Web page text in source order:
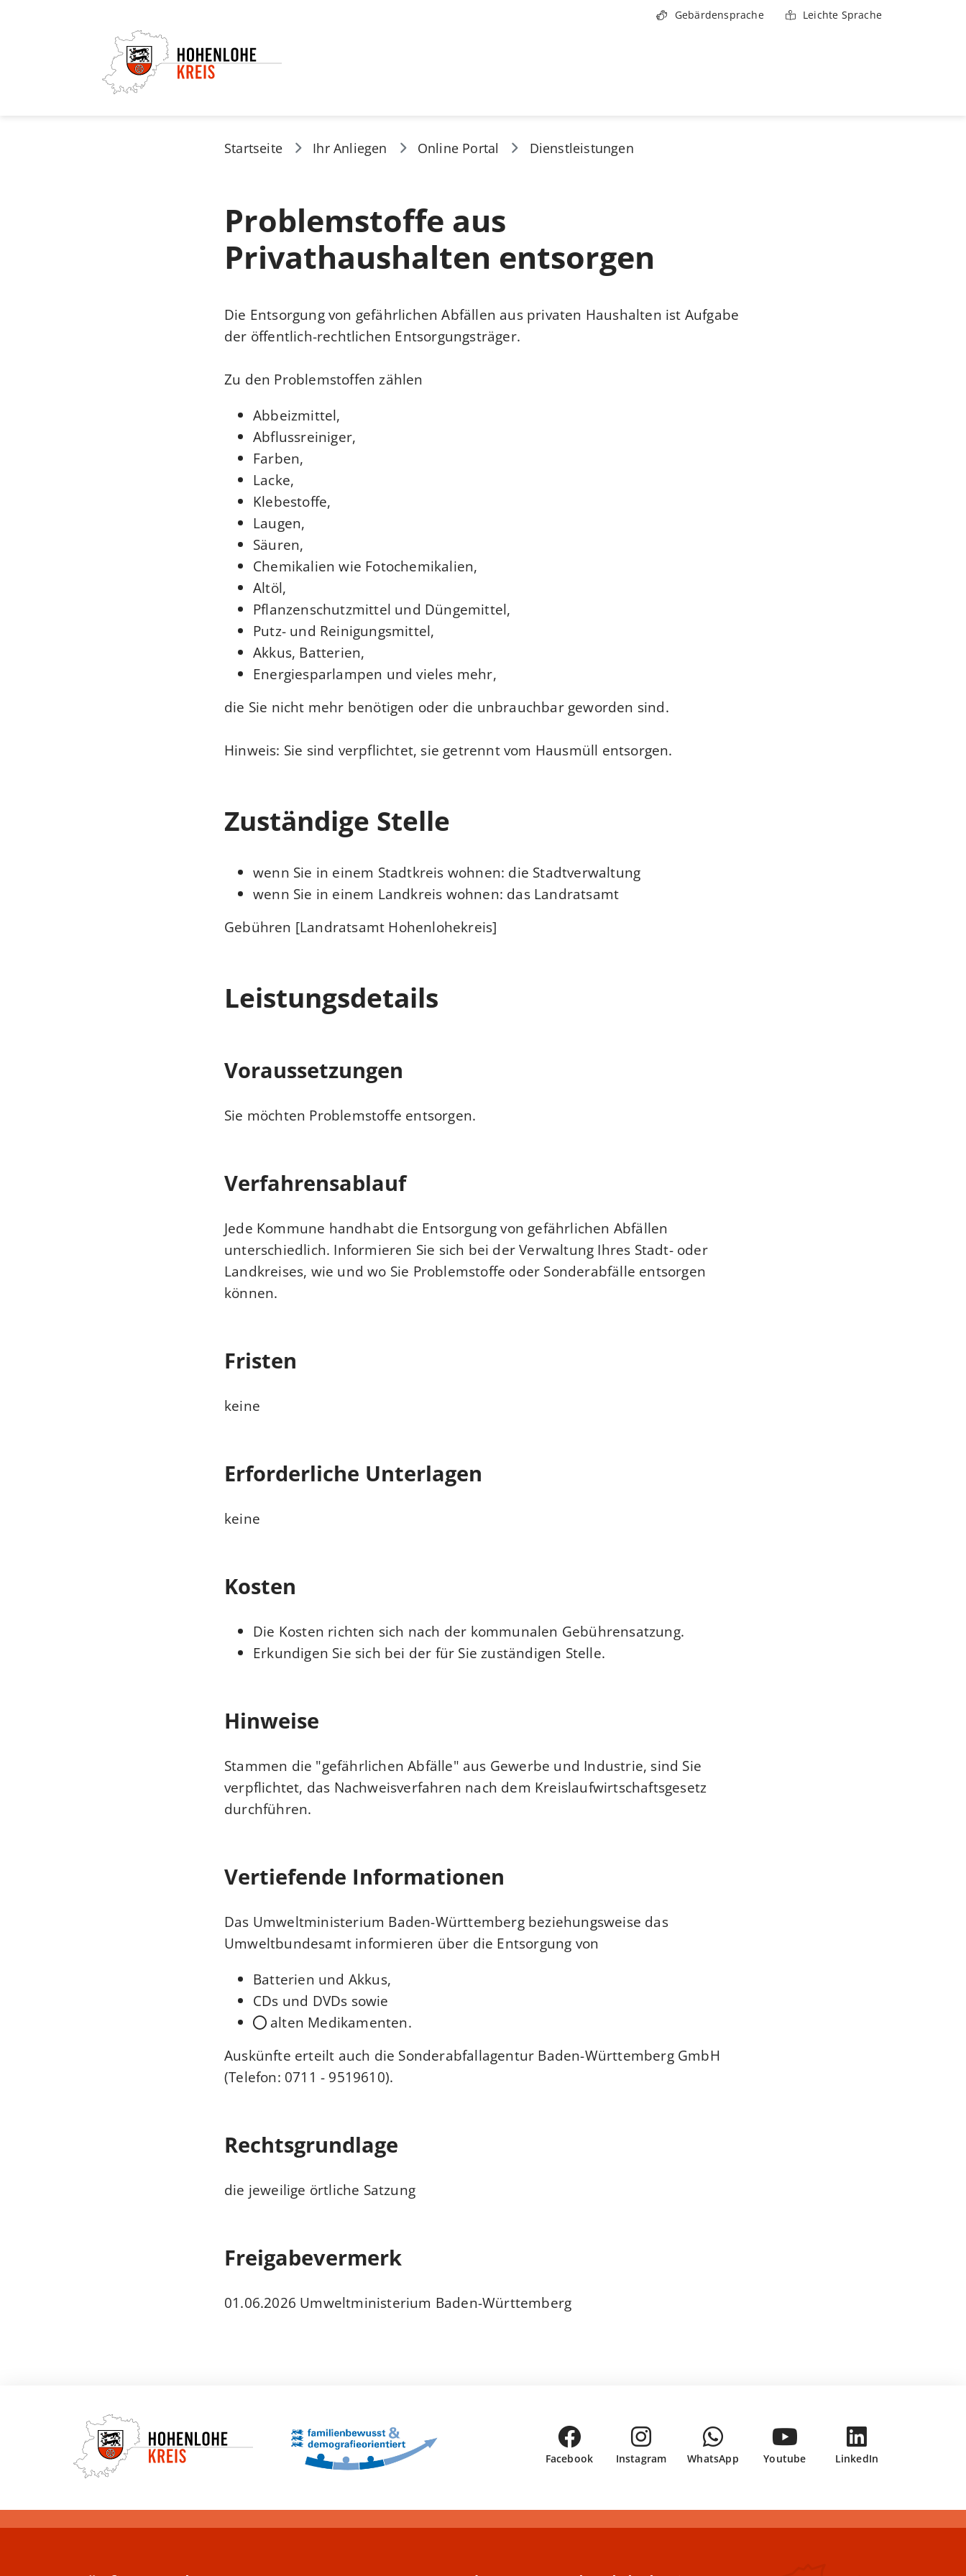
Gebärdensprache Leichte Sprache
Startseite Ihr Anliegen Online Portal Dienstleistungen
Problemstoffe aus
Privathaushalten entsorgen
Die Entsorgung von gefährlichen Abfällen aus privaten Haushalten ist Aufgabe
der öffentlich-rechtlichen Entsorgungsträger.
Zu den Problemstoffen zählen
Abbeizmittel,
Abflussreiniger,
Farben,
Lacke,
Klebestoffe,
Laugen,
Säuren,
Chemikalien wie Fotochemikalien,
Altöl,
Pflanzenschutzmittel und Düngemittel,
Putz- und Reinigungsmittel,
Akkus, Batterien,
Energiesparlampen und vieles mehr,
die Sie nicht mehr benötigen oder die unbrauchbar geworden sind.
Hinweis: Sie sind verpflichtet, sie getrennt vom Hausmüll entsorgen.
Zuständige Stelle
wenn Sie in einem Stadtkreis wohnen: die Stadtverwaltung
wenn Sie in einem Landkreis wohnen: das Landratsamt
Gebühren [Landratsamt Hohenlohekreis]
Leistungsdetails
Voraussetzungen
Sie möchten Problemstoffe entsorgen.
Verfahrensablauf
Jede Kommune handhabt die Entsorgung von gefährlichen Abfällen
unterschiedlich. Informieren Sie sich bei der Verwaltung Ihres Stadt- oder
Landkreises, wie und wo Sie Problemstoffe oder Sonderabfälle entsorgen
können.
Fristen
keine
Erforderliche Unterlagen
keine
Kosten
Die Kosten richten sich nach der kommunalen Gebührensatzung.
Erkundigen Sie sich bei der für Sie zuständigen Stelle.
Hinweise
Stammen die "gefährlichen Abfälle" aus Gewerbe und Industrie, sind Sie
verpflichtet, das Nachweisverfahren nach dem Kreislaufwirtschaftsgesetz
durchführen.
Vertiefende Informationen
Das Umweltministerium Baden-Württemberg beziehungsweise das
Umweltbundesamt informieren über die Entsorgung von
Batterien und Akkus,
CDs und DVDs sowie
alten Medikamenten.
Auskünfte erteilt auch die Sonderabfallagentur Baden-Württemberg GmbH
(Telefon: 0711 - 9519610).
Rechtsgrundlage
die jeweilige örtliche Satzung
Freigabevermerk
01.06.2026 Umweltministerium Baden-Württemberg
Facebook Instagram WhatsApp Youtube LinkedIn